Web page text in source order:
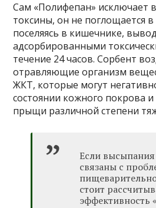
Сам «Полифепан» исключает
токсины, он не поглощается
поселяясь в кишечнике,
адсорбированными
течение 24 часов. Сорбент
отравляющие организм
ЖКТ, которые могут
состоянии кожного покрова
прыщи различной степени
Если
связаны с
стоит
эффективность